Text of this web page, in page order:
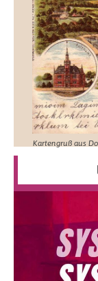
Kartengruß aus